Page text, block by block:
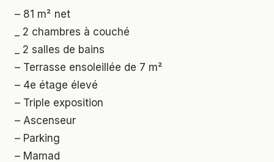
– 81 m² net
_ 2 chambres à couché
_ 2 salles de bains
– Terrasse ensoleillée de 7 m²
– 4e étage élevé
– Triple exposition
– Ascenseur
– Parking
– Mamad